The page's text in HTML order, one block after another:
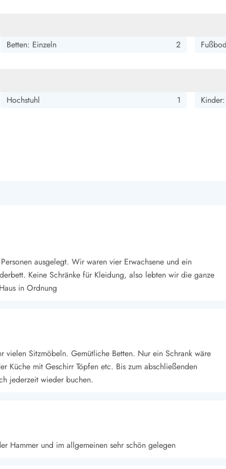
Betten: Einzeln 2
Hochstuhl 1
ausgelegt. Wir waren vier Erwachsene und ein
Keine Schränke für Kleidung, also lebten wir die ganze
in Ordnung
vielen Sitzmöbeln. Gemütliche Betten. Nur ein Schrank wäre
Küche mit Geschirr Töpfen etc. Bis zum abschließenden
jederzeit wieder buchen.
Hammer und im allgemeinen sehr schön gelegen